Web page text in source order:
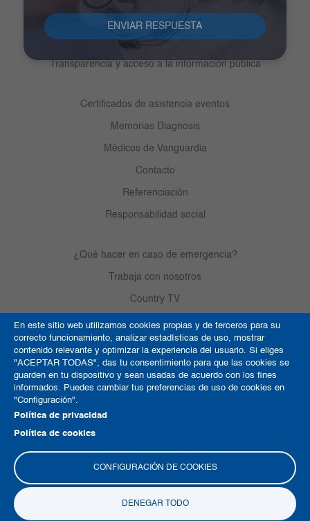
En este sitio web utilizamos cookies propias y de terceros para su
correcto funcionamiento, analizar estadísticas de uso, mostrar
contenido relevante y optimizar la experiencia del usuario. Si eliges
"ACEPTAR TODAS", das tu consentimiento para que las cookies se
guarden en tu dispositivo y sean usadas de acuerdo con los fines
informados. Puedes cambiar tus preferencias de uso de cookies en
"Configuración".
Política de privacidad
Política de cookies
CONFIGURACIÓN DE COOKIES
DENEGAR TODO
Participa
Centro de ayuda ética y cumplimiento
Transparencia y acceso a la información pública
Certificados de asistencia eventos
Memorias Diagnosis
Médicos de Vanguardia
Contacto
Referenciación
Responsabilidad social
¿Qué hacer en caso de emergencia?
Trabaja con nosotros
Country TV
Política de Cookies
Términos y condiciones
Derechos de autor